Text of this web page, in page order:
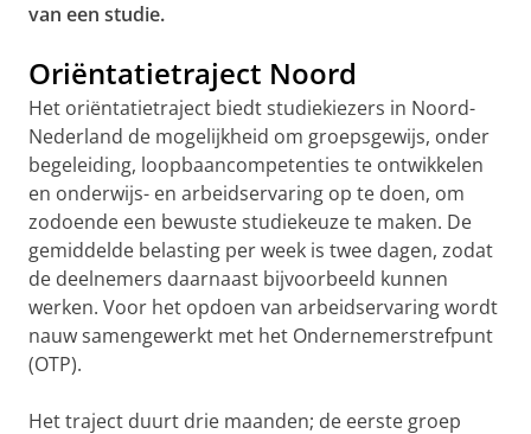
van een studie.
Oriëntatietraject Noord
Het oriëntatietraject biedt studiekiezers in Noord-
Nederland de mogelijkheid om groepsgewijs, onder
begeleiding, loopbaancompetenties te ontwikkelen
en onderwijs- en arbeidservaring op te doen, om
zodoende een bewuste studiekeuze te maken. De
gemiddelde belasting per week is twee dagen, zodat
de deelnemers daarnaast bijvoorbeeld kunnen
werken. Voor het opdoen van arbeidservaring wordt
nauw samengewerkt met het Ondernemerstrefpunt
(OTP).
Het traject duurt drie maanden; de eerste groep